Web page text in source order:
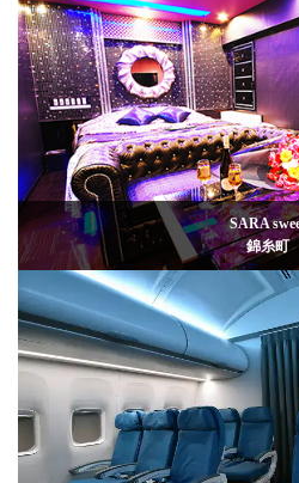
SARA
錦糸町